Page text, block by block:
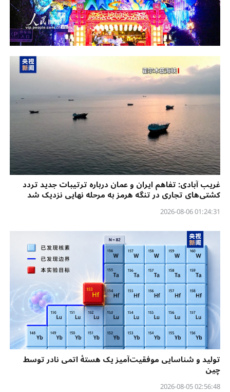
غریب آبادی: تفاهم ایران و عمان درباره ترتیبات جدید تردد
کشتی‌های تجاری در تنگه هرمز به مرحله نهایی نزدیک شد
01:24:31 2026-08-06
تولید و شناسایی موفقیت‌آمیز یک هستهٔ اتمی نادر توسط
چین
02:56:48 2026-08-05